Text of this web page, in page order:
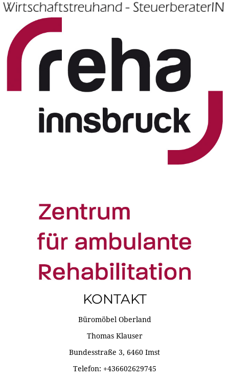
KONTAKT
Büromöbel Oberland
Thomas Klauser
Bundesstraße 3, 6460 Imst
Telefon: +436602629745